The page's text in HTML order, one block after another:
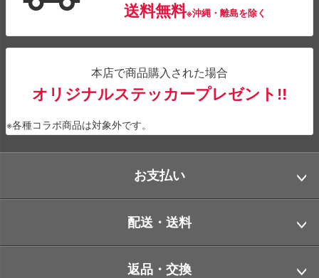
送料無料※沖縄・離島を除く
本店で商品購入された場合
オリジナルステッカープレゼント!!
※各種コラボ商品は対象外です。
お支払い
配送・送料
返品・交換